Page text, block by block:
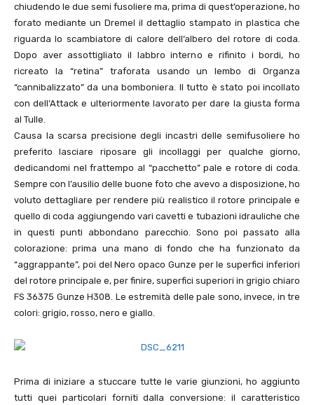
chiudendo le due semi fusoliere ma, prima di quest’operazione, ho
forato mediante un Dremel il dettaglio stampato in plastica che
riguarda lo scambiatore di calore dell’albero del rotore di coda.
Dopo aver assottigliato il labbro interno e rifinito i bordi, ho
ricreato la “retina” traforata usando un lembo di Organza
“cannibalizzato” da una bomboniera. Il tutto è stato poi incollato
con dell’Attack e ulteriormente lavorato per dare la giusta forma
al Tulle.
Causa la scarsa precisione degli incastri delle semifusoliere ho
preferito lasciare riposare gli incollaggi per qualche giorno,
dedicandomi nel frattempo al “pacchetto” pale e rotore di coda.
Sempre con l’ausilio delle buone foto che avevo a disposizione, ho
voluto dettagliare per rendere più realistico il rotore principale e
quello di coda aggiungendo vari cavetti e tubazioni idrauliche che
in questi punti abbondano parecchio. Sono poi passato alla
colorazione: prima una mano di fondo che ha funzionato da
“aggrappante”, poi del Nero opaco Gunze per le superfici inferiori
del rotore principale e, per finire, superfici superiori in grigio chiaro
FS 36375 Gunze H308. Le estremità delle pale sono, invece, in tre
colori: grigio, rosso, nero e giallo.
Prima di iniziare a stuccare tutte le varie giunzioni, ho aggiunto
tutti quei particolari forniti dalla conversione: il caratteristico